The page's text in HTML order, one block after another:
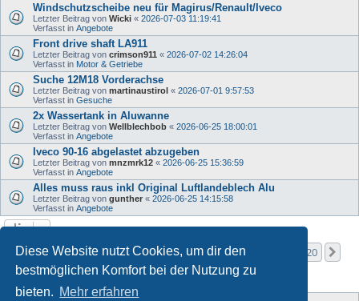
Diese Website nutzt Cookies, um dir den
bestmöglichen Komfort bei der Nutzung zu
bieten. Mehr erfahren
Windschutzscheibe neu für Magirus/Renault/Iveco
Letzter Beitrag von Wicki « 2026-07-03 11:19:41
Verfasst in Angebote
Front drive shaft LA911
Letzter Beitrag von crimson911 « 2026-07-02 14:26:04
Verfasst in Motor & Getriebe
Suche 12M18 Vorderachse
Letzter Beitrag von martinaustirol « 2026-07-01 9:57:53
Verfasst in Gesuche
2x Wassertank in Aluwanne
Letzter Beitrag von Wellblechbob « 2026-06-25 18:00:01
Verfasst in Angebote
Iveco 90-16 abgelastet abzugeben
Letzter Beitrag von mnzmrk12 « 2026-06-25 15:36:59
Verfasst in Angebote
Alles muss raus inkl Original Luftlandeblech Alu
Letzter Beitrag von gunther « 2026-06-25 14:15:58
Verfasst in Angebote
Die Suche ergab mehr als 1000 Treffer Seite1von
1 2 3 20